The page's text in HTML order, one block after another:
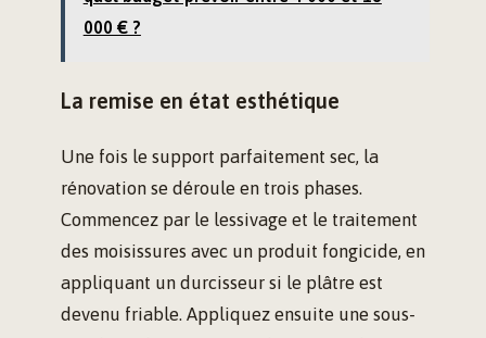
000 € ?
La remise en état esthétique
Une fois le support parfaitement sec, la
rénovation se déroule en trois phases.
Commencez par le lessivage et le traitement
des moisissures avec un produit fongicide, en
appliquant un durcisseur si le plâtre est
devenu friable. Appliquez ensuite une sous-